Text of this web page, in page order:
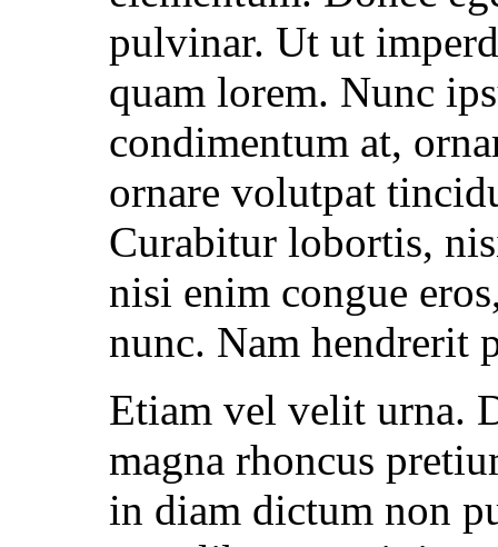
pulvinar. Ut ut
quam lorem. Nunc
condimentum at,
ornare volutpat
Curabitur lobortis,
nisi enim congue
nunc. Nam hendrerit
Etiam vel velit urna.
magna rhoncus
in diam dictum non